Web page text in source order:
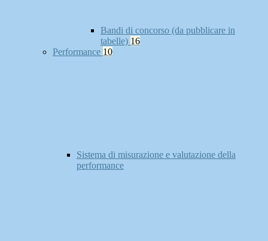
Bandi di concorso (da pubblicare in
tabelle) 16
Performance 10
Sistema di misurazione e valutazione della
performance